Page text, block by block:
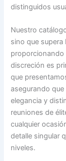
distinguidos
Nuestro
sino que
proporcionando
discreción es
que
asegurando
elegancia y
reuniones de
cualquier
detalle singular
niveles.